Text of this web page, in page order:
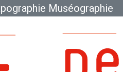
Muséographie